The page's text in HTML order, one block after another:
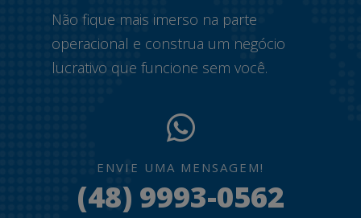
Não fique mais imerso na parte
operacional e construa um negócio
lucrativo que funcione sem você.
ENVIE UMA MENSAGEM!
(48) 9993-0562